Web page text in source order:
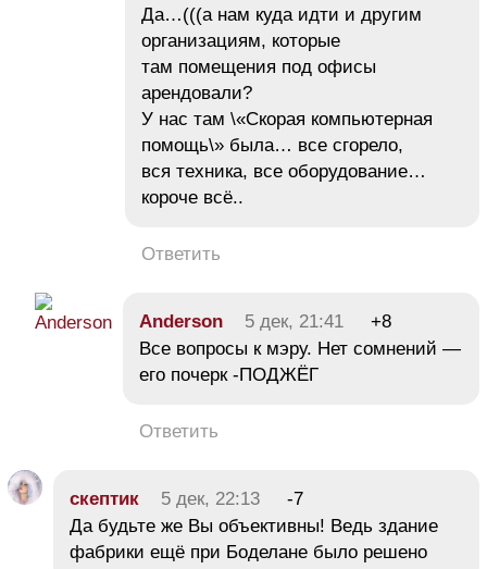
Да…(((а нам куда идти и другим
организациям, которые
там помещения под офисы
арендовали?
У нас там \«Скорая компьютерная
помощь\» была… все сгорело,
вся техника, все оборудование…
короче всё..
Ответить
Anderson 5 дек, 21:41
+8
Все вопросы к мэру. Нет сомнений —
его почерк -ПОДЖЁГ
Ответить
скептик 5 дек, 22:13
-7
Да будьте же Вы объективны! Ведь здание
фабрики ещё при Боделане было решено